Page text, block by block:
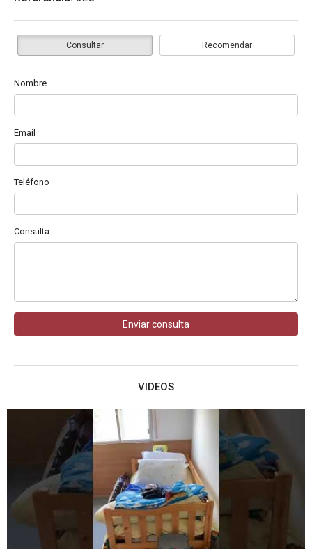
Consultar Recomendar
Nombre
Email
Teléfono
Consulta
Enviar consulta
VIDEOS